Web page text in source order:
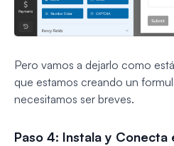
Pero vamos a dejarlo como
que estamos creando un
necesitamos ser breves.
Paso 4: Instala y